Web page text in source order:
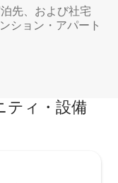
先、および社宅
ション・アパート
ティ・設備